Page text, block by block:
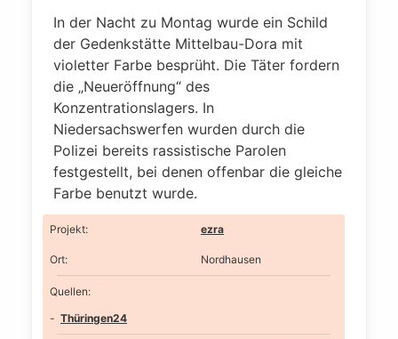
In der Nacht zu Montag wurde ein Schild
der Gedenkstätte Mittelbau-Dora mit
violetter Farbe besprüht. Die Täter fordern
die „Neueröffnung“ des
Konzentrationslagers. In
Niedersachswerfen wurden durch die
Polizei bereits rassistische Parolen
festgestellt, bei denen offenbar die gleiche
Farbe benutzt wurde.
Projekt: ezra
Ort: Nordhausen
Quellen:
Thüringen24